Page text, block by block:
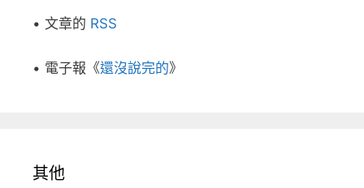
• 文章的 RSS
• 電子報《還沒說完的》
其他